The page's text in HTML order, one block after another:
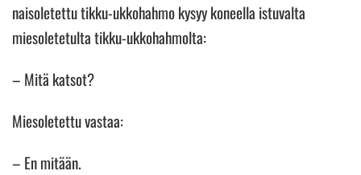
naisoletettu tikku-ukkohahmo kysyy koneella istuvalta
miesoletetulta tikku-ukkohahmolta:
– Mitä katsot?
Miesoletettu vastaa:
– En mitään.